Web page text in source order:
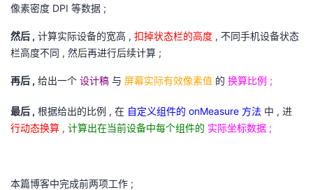
者
堂
我
支
的
我
像素密度 DPI 等数据 ;
然后 , 计算实际设备的宽高 , 扣掉状态栏的高度 , 不同手机设备状态
栏高度不同 , 然后再进行后续计算 ;
再后 , 给出一个 设计稿 与 屏幕实际有效像素值 的 换算比例 ;
最后 , 根据给出的比例 , 在 自定义组件的 onMeasure 方法 中 , 进
行动态换算 , 计算出在当前设备中每个组件的 实际坐标数据 ;
本篇博客中完成前两项工作 ;